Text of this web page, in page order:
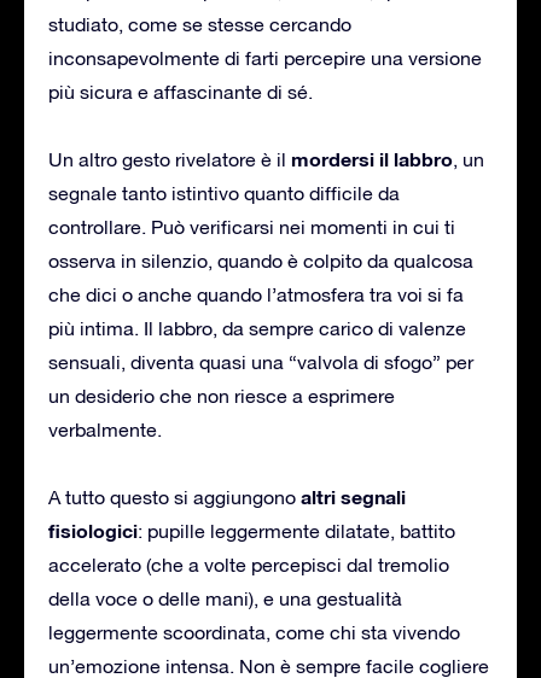
studiato, come se stesse cercando
inconsapevolmente di farti percepire una versione
più sicura e affascinante di sé.
Un altro gesto rivelatore è il mordersi il labbro, un
segnale tanto istintivo quanto difficile da
controllare. Può verificarsi nei momenti in cui ti
osserva in silenzio, quando è colpito da qualcosa
che dici o anche quando l’atmosfera tra voi si fa
più intima. Il labbro, da sempre carico di valenze
sensuali, diventa quasi una “valvola di sfogo” per
un desiderio che non riesce a esprimere
verbalmente.
A tutto questo si aggiungono altri segnali
fisiologici: pupille leggermente dilatate, battito
accelerato (che a volte percepisci dal tremolio
della voce o delle mani), e una gestualità
leggermente scoordinata, come chi sta vivendo
un’emozione intensa. Non è sempre facile cogliere